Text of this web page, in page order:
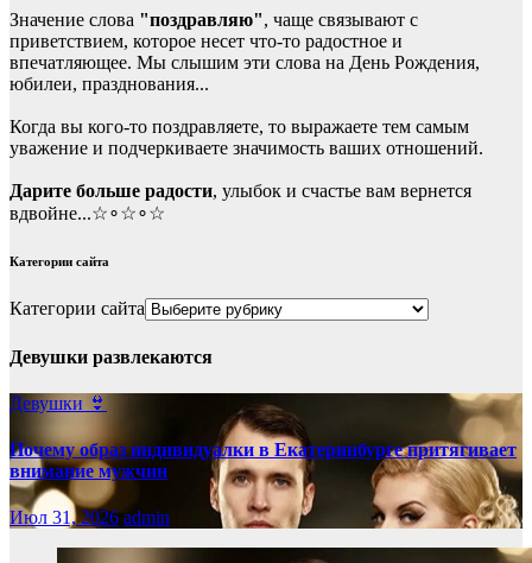
Значение слова "поздравляю", чаще связывают с
приветствием, которое несет что-то радостное и
впечатляющее. Мы слышим эти слова на День Рождения,
юбилеи, празднования...
Когда вы кого-то поздравляете, то выражаете тем самым
уважение и подчеркиваете значимость ваших отношений.
Дарите больше радости, улыбок и счастье вам вернется
вдвойне...☆∘☆∘☆
Категории сайта
Категории сайта
Девушки развлекаются
Девушки 👙
Почему образ индивидуалки в Екатеринбурге притягивает
внимание мужчин
Июл 31, 2026 admin